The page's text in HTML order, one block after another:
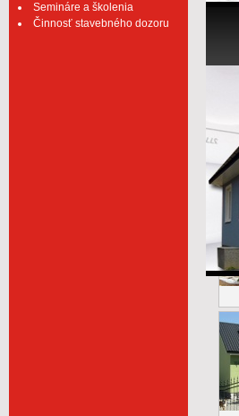
Semináre a školenia
Činnosť stavebného dozoru